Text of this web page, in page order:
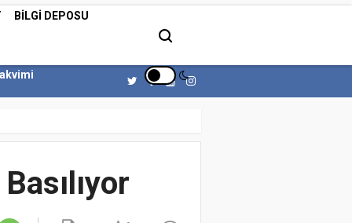
BILGI DEPOSU